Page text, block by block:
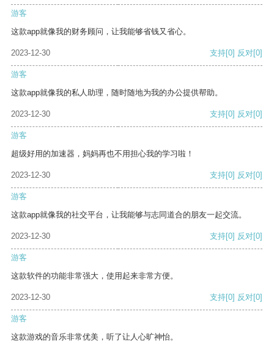
游客
这款app就像我的财务顾问，让我能够省钱又省心。
2023-12-30 支持[0] 反对[0]
游客
这款app就像我的私人助理，随时随地为我的办公提供帮助。
2023-12-30 支持[0] 反对[0]
游客
超级好用的加速器，妈妈再也不用担心我的学习啦！
2023-12-30 支持[0] 反对[0]
游客
这款app就像我的社交平台，让我能够与志同道合的朋友一起交流。
2023-12-30 支持[0] 反对[0]
游客
这款软件的功能非常强大，使用起来非常方便。
2023-12-30 支持[0] 反对[0]
游客
这款游戏的音乐非常优美，听了让人心旷神怡。